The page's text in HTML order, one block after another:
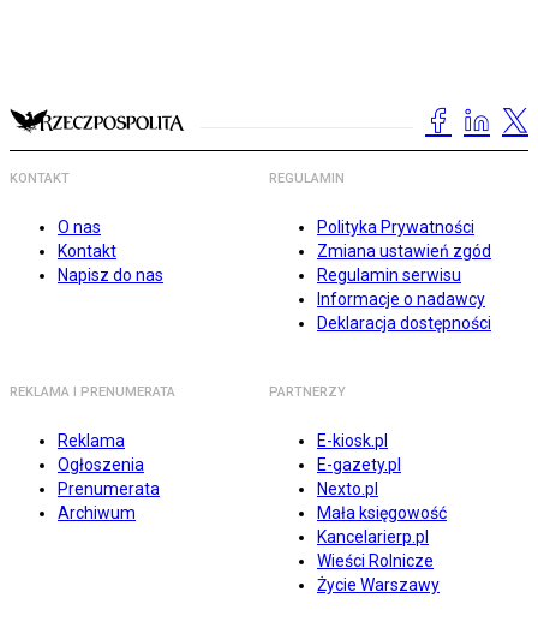
KONTAKT
O nas
Kontakt
Napisz do nas
REGULAMIN
Polityka Prywatności
Zmiana ustawień zgód
Regulamin serwisu
Informacje o nadawcy
Deklaracja dostępności
REKLAMA I PRENUMERATA
Reklama
Ogłoszenia
Prenumerata
Archiwum
PARTNERZY
E-kiosk.pl
E-gazety.pl
Nexto.pl
Mała księgowość
Kancelarierp.pl
Wieści Rolnicze
Życie Warszawy